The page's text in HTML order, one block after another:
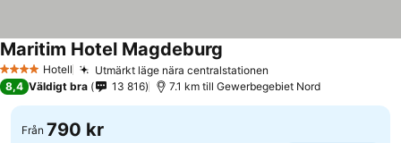
4 StjärnorHotell Utmärkt läge nära centralstationen
Maritim Hotel Magdeburg
8,4 Väldigt bra 13 816 7.1 km till Gewerbegebiet Nord
Från 790 kr